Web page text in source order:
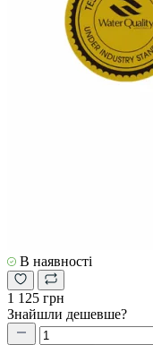
В наявності
1 125 грн
Знайшли дешевше?